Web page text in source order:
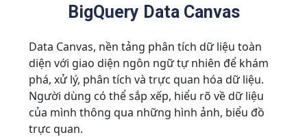
BigQuery Data Canvas
Data Canvas, nền tảng phân tích dữ liệu toàn
diện với giao diện ngôn ngữ tự nhiên để khám
phá, xử lý, phân tích và trực quan hóa dữ liệu.
Người dùng có thể sắp xếp, hiểu rõ về dữ liệu
của mình thông qua những hình ảnh, biểu đồ
trực quan.